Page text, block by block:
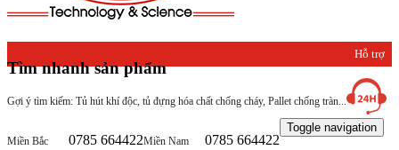
Tìm nhanh sản phẩm
Gợi ý tìm kiếm: Tủ hút khí độc, tủ đựng hóa chất chống cháy, Pallet chống tràn...
Hỗ trợ
khách
hàng
Miền Bắc 0785 664422Miền Nam 0785 664422
Toggle navigation